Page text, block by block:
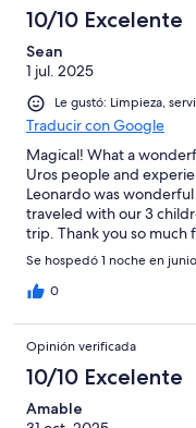
10/10 Excelente
Sean
1 jul. 2025
Le gustó: Limpieza,
Traducir con Google
Magical! What a
Uros people and
Leonardo was
traveled with our 3
trip. Thank you so
excellent company.
Se hospedó 1 noche en
0
Opinión verificada
10/10 Excelente
Amable